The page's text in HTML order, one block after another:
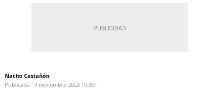
Nacho Castañón
Publicada 19 noviembre 2023 10:30h